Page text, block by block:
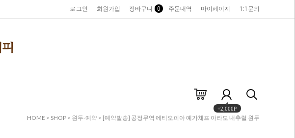
로그인 회원가입 장바구니 0 주문내역 마이페이지 1:1문의
+2,000P
HOME > SHOP > 원두-예약 > [예약발송] 공정무역 에티오피아 예가체프 아라모 내추럴 원두